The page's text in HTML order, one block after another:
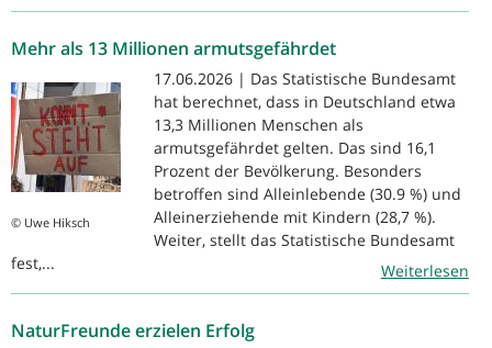
Mehr als 13 Millionen armutsgefährdet
© Uwe Hiksch
17.06.2026 | Das Statistische Bundesamt
hat berechnet, dass in Deutschland etwa
13,3 Millionen Menschen als
armutsgefährdet gelten. Das sind 16,1
Prozent der Bevölkerung. Besonders
betroffen sind Alleinlebende (30.9 %) und
Alleinerziehende mit Kindern (28,7 %).
Weiter, stellt das Statistische Bundesamt
fest,...
Weiterlesen
NaturFreunde erzielen Erfolg